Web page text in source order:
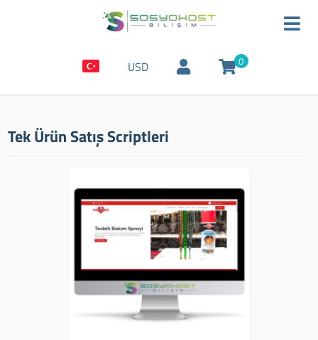
USD 0
Tek Ürün Satış Scriptleri